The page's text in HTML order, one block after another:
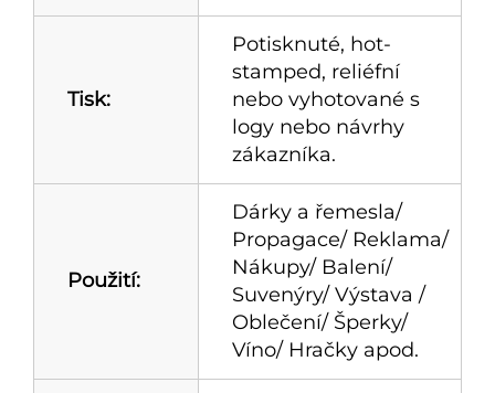
Tisk:
Potisknuté, hot-
stamped, reliéfní
nebo vyhotované s
logy nebo návrhy
zákazníka.
Použití:
Dárky a řemesla/
Propagace/ Reklama/
Nákupy/ Balení/
Suvenýry/ Výstava /
Oblečení/ Šperky/
Víno/ Hračky apod.